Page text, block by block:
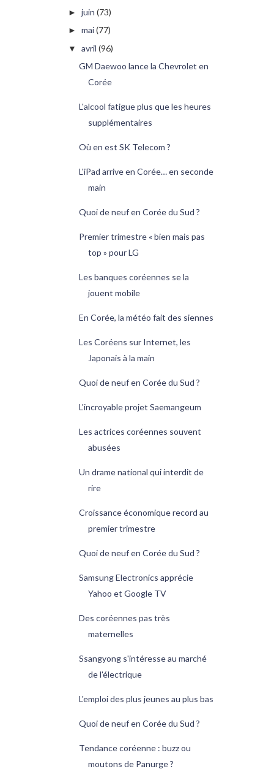
► juin (73)
► mai(77)
▼ avril (96)
GM Daewoo lance la Chevrolet en
Corée
L'alcool fatigue plus que les heures
supplémentaires
Où en est SK Telecom ?
L'iPad arrive en Corée… en seconde
main
Quoi de neuf en Corée du Sud ?
Premier trimestre « bien mais pas
top » pour LG
Les banques coréennes se la
jouent mobile
En Corée, la météo fait des siennes
Les Coréens sur Internet, les
Japonais à la main
Quoi de neuf en Corée du Sud ?
L'incroyable projet Saemangeum
Les actrices coréennes souvent
abusées
Un drame national qui interdit de
rire
Croissance économique record au
premier trimestre
Quoi de neuf en Corée du Sud ?
Samsung Electronics apprécie
Yahoo et Google TV
Des coréennes pas très
maternelles
Ssangyong s'intéresse au marché
de l'électrique
L'emploi des plus jeunes au plus bas
Quoi de neuf en Corée du Sud ?
Tendance coréenne : buzz ou
moutons de Panurge ?